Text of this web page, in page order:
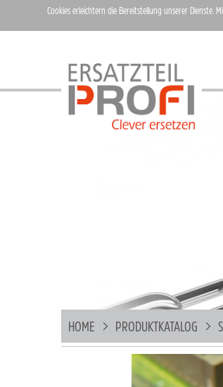
HOME PRODUKTKATALOG
Cookies erleichtern die Bereitstellung unserer Dienste.